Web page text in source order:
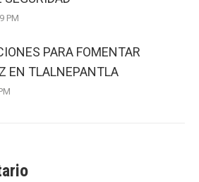
PM
PARA FOMENTAR
EN TLALNEPANTLA